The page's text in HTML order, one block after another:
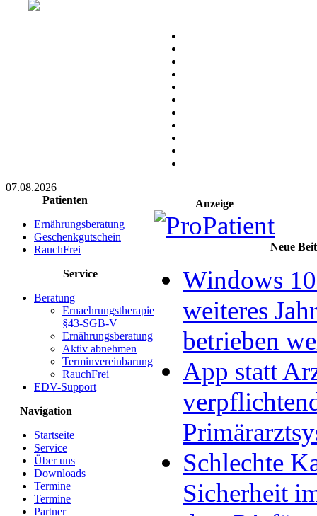
07.08.2026
Patienten
Ernährungsberatung
Geschenkgutschein
RauchFrei
Service
Beratung
Ernaehrungstherapie
§43-SGB-V
Ernährungsberatung
Aktiv abnehmen
Terminvereinbarung
RauchFrei
EDV-Support
Navigation
Startseite
Service
Über uns
Downloads
Termine
Termine
Partner
Anzeige
Neue
Windows
weiteres
betrieben
App statt
Schlechte
Sicherheit